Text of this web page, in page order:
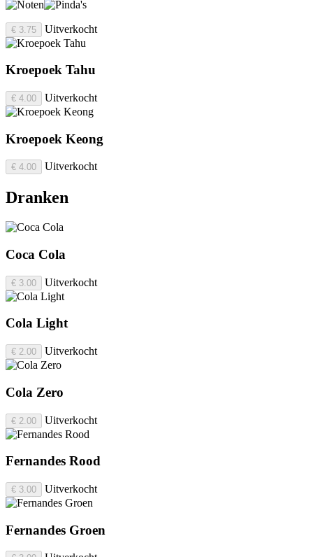
€ 3.75 Uitverkocht
Kroepoek Tahu
€ 4.00 Uitverkocht
Kroepoek Keong
€ 4.00 Uitverkocht
Dranken
Coca Cola
€ 3.00 Uitverkocht
Cola Light
€ 2.00 Uitverkocht
Cola Zero
€ 2.00 Uitverkocht
Fernandes Rood
€ 3.00 Uitverkocht
Fernandes Groen